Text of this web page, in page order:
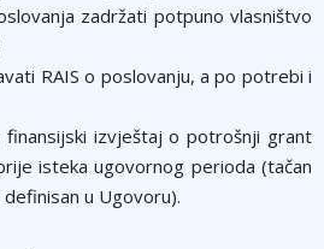
zadržati potpuno vlasništvo
RAIS o poslovanju, a po potrebi i
finansijski izvještaj o potrošnji grant
isteka ugovornog perioda (tačan
u Ugovoru).